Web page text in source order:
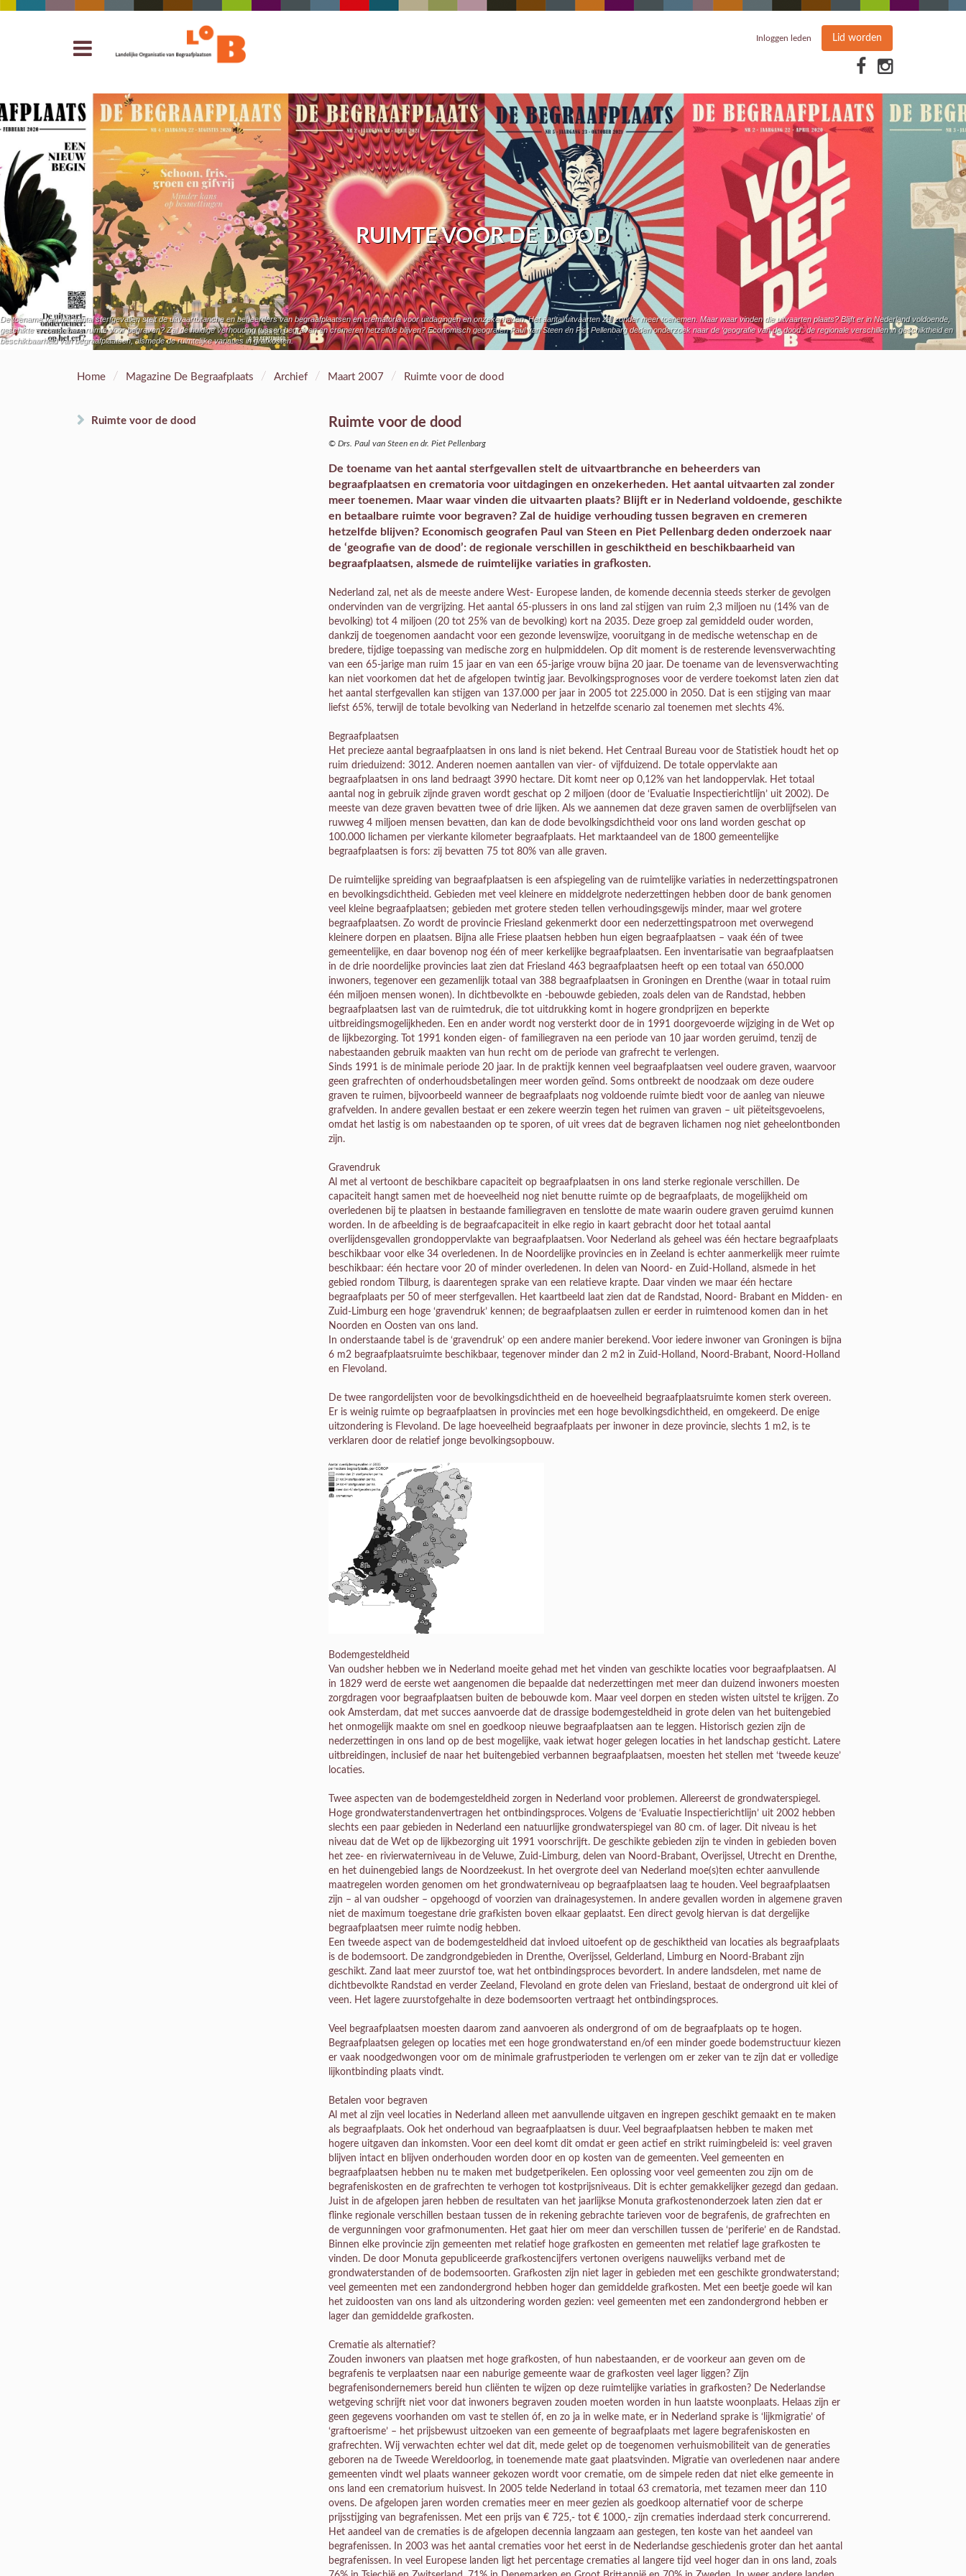
Inloggen leden Lid worden
RUIMTE VOOR DE DOOD
De toename van het aantal sterfgevallen stelt de uitvaartbranche en beheerders van begraafplaatsen en crematoria voor uitdagingen en onzekerheden. Het aantal uitvaarten zal zonder meer toenemen. Maar waar vinden die uitvaarten plaats? Blijft er in Nederland voldoende,
geschikte en betaalbare ruimte voor begraven? Zal de huidige verhouding tussen begraven en cremeren hetzelfde blijven? Economisch geografen Paul van Steen en Piet Pellenbarg deden onderzoek naar de ‘geografie van de dood’: de regionale verschillen in geschiktheid en
beschikbaarheid van begraafplaatsen, alsmede de ruimtelijke variaties in grafkosten.
Home / Magazine De Begraafplaats / Archief / Maart 2007 / Ruimte voor de dood
Ruimte voor de dood Ruimte voor de dood
© Drs. Paul van Steen en dr. Piet Pellenbarg
De toename van het aantal sterfgevallen stelt de uitvaartbranche en beheerders van
begraafplaatsen en crematoria voor uitdagingen en onzekerheden. Het aantal uitvaarten zal zonder
meer toenemen. Maar waar vinden die uitvaarten plaats? Blijft er in Nederland voldoende, geschikte
en betaalbare ruimte voor begraven? Zal de huidige verhouding tussen begraven en cremeren
hetzelfde blijven? Economisch geografen Paul van Steen en Piet Pellenbarg deden onderzoek naar
de ‘geografie van de dood’: de regionale verschillen in geschiktheid en beschikbaarheid van
begraafplaatsen, alsmede de ruimtelijke variaties in grafkosten.
Nederland zal, net als de meeste andere West- Europese landen, de komende decennia steeds sterker de gevolgen
ondervinden van de vergrijzing. Het aantal 65-plussers in ons land zal stijgen van ruim 2,3 miljoen nu (14% van de
bevolking) tot 4 miljoen (20 tot 25% van de bevolking) kort na 2035. Deze groep zal gemiddeld ouder worden,
dankzij de toegenomen aandacht voor een gezonde levenswijze, vooruitgang in de medische wetenschap en de
bredere, tijdige toepassing van medische zorg en hulpmiddelen. Op dit moment is de resterende levensverwachting
van een 65-jarige man ruim 15 jaar en van een 65-jarige vrouw bijna 20 jaar. De toename van de levensverwachting
kan niet voorkomen dat het de afgelopen twintig jaar. Bevolkingsprognoses voor de verdere toekomst laten zien dat
het aantal sterfgevallen kan stijgen van 137.000 per jaar in 2005 tot 225.000 in 2050. Dat is een stijging van maar
liefst 65%, terwijl de totale bevolking van Nederland in hetzelfde scenario zal toenemen met slechts 4%.
Begraafplaatsen
Het precieze aantal begraafplaatsen in ons land is niet bekend. Het Centraal Bureau voor de Statistiek houdt het op
ruim drieduizend: 3012. Anderen noemen aantallen van vier- of vijfduizend. De totale oppervlakte aan
begraafplaatsen in ons land bedraagt 3990 hectare. Dit komt neer op 0,12% van het landoppervlak. Het totaal
aantal nog in gebruik zijnde graven wordt geschat op 2 miljoen (door de ‘Evaluatie Inspectierichtlijn’ uit 2002). De
meeste van deze graven bevatten twee of drie lijken. Als we aannemen dat deze graven samen de overblijfselen van
ruwweg 4 miljoen mensen bevatten, dan kan de dode bevolkingsdichtheid voor ons land worden geschat op
100.000 lichamen per vierkante kilometer begraafplaats. Het marktaandeel van de 1800 gemeentelijke
begraafplaatsen is fors: zij bevatten 75 tot 80% van alle graven.
De ruimtelijke spreiding van begraafplaatsen is een afspiegeling van de ruimtelijke variaties in nederzettingspatronen
en bevolkingsdichtheid. Gebieden met veel kleinere en middelgrote nederzettingen hebben door de bank genomen
veel kleine begraafplaatsen; gebieden met grotere steden tellen verhoudingsgewijs minder, maar wel grotere
begraafplaatsen. Zo wordt de provincie Friesland gekenmerkt door een nederzettingspatroon met overwegend
kleinere dorpen en plaatsen. Bijna alle Friese plaatsen hebben hun eigen begraafplaatsen – vaak één of twee
gemeentelijke, en daar bovenop nog één of meer kerkelijke begraafplaatsen. Een inventarisatie van begraafplaatsen
in de drie noordelijke provincies laat zien dat Friesland 463 begraafplaatsen heeft op een totaal van 650.000
inwoners, tegenover een gezamenlijk totaal van 388 begraafplaatsen in Groningen en Drenthe (waar in totaal ruim
één miljoen mensen wonen). In dichtbevolkte en -bebouwde gebieden, zoals delen van de Randstad, hebben
begraafplaatsen last van de ruimtedruk, die tot uitdrukking komt in hogere grondprijzen en beperkte
uitbreidingsmogelijkheden. Een en ander wordt nog versterkt door de in 1991 doorgevoerde wijziging in de Wet op
de lijkbezorging. Tot 1991 konden eigen- of familiegraven na een periode van 10 jaar worden geruimd, tenzij de
nabestaanden gebruik maakten van hun recht om de periode van grafrecht te verlengen.
Sinds 1991 is de minimale periode 20 jaar. In de praktijk kennen veel begraafplaatsen veel oudere graven, waarvoor
geen grafrechten of onderhoudsbetalingen meer worden geïnd. Soms ontbreekt de noodzaak om deze oudere
graven te ruimen, bijvoorbeeld wanneer de begraafplaats nog voldoende ruimte biedt voor de aanleg van nieuwe
grafvelden. In andere gevallen bestaat er een zekere weerzin tegen het ruimen van graven – uit piëteitsgevoelens,
omdat het lastig is om nabestaanden op te sporen, of uit vrees dat de begraven lichamen nog niet geheelontbonden
zijn.
Gravendruk
Al met al vertoont de beschikbare capaciteit op begraafplaatsen in ons land sterke regionale verschillen. De
capaciteit hangt samen met de hoeveelheid nog niet benutte ruimte op de begraafplaats, de mogelijkheid om
overledenen bij te plaatsen in bestaande familiegraven en tenslotte de mate waarin oudere graven geruimd kunnen
worden. In de afbeelding is de begraafcapaciteit in elke regio in kaart gebracht door het totaal aantal
overlijdensgevallen grondoppervlakte van begraafplaatsen. Voor Nederland als geheel was één hectare begraafplaats
beschikbaar voor elke 34 overledenen. In de Noordelijke provincies en in Zeeland is echter aanmerkelijk meer ruimte
beschikbaar: één hectare voor 20 of minder overledenen. In delen van Noord- en Zuid-Holland, alsmede in het
gebied rondom Tilburg, is daarentegen sprake van een relatieve krapte. Daar vinden we maar één hectare
begraafplaats per 50 of meer sterfgevallen. Het kaartbeeld laat zien dat de Randstad, Noord- Brabant en Midden- en
Zuid-Limburg een hoge ‘gravendruk’ kennen; de begraafplaatsen zullen er eerder in ruimtenood komen dan in het
Noorden en Oosten van ons land.
In onderstaande tabel is de ‘gravendruk’ op een andere manier berekend. Voor iedere inwoner van Groningen is bijna
6 m2 begraafplaatsruimte beschikbaar, tegenover minder dan 2 m2 in Zuid-Holland, Noord-Brabant, Noord-Holland
en Flevoland.
De twee rangordelijsten voor de bevolkingsdichtheid en de hoeveelheid begraafplaatsruimte komen sterk overeen.
Er is weinig ruimte op begraafplaatsen in provincies met een hoge bevolkingsdichtheid, en omgekeerd. De enige
uitzondering is Flevoland. De lage hoeveelheid begraafplaats per inwoner in deze provincie, slechts 1 m2, is te
verklaren door de relatief jonge bevolkingsopbouw.
Bodemgesteldheid
Van oudsher hebben we in Nederland moeite gehad met het vinden van geschikte locaties voor begraafplaatsen. Al
in 1829 werd de eerste wet aangenomen die bepaalde dat nederzettingen met meer dan duizend inwoners moesten
zorgdragen voor begraafplaatsen buiten de bebouwde kom. Maar veel dorpen en steden wisten uitstel te krijgen. Zo
ook Amsterdam, dat met succes aanvoerde dat de drassige bodemgesteldheid in grote delen van het buitengebied
het onmogelijk maakte om snel en goedkoop nieuwe begraafplaatsen aan te leggen. Historisch gezien zijn de
nederzettingen in ons land op de best mogelijke, vaak ietwat hoger gelegen locaties in het landschap gesticht. Latere
uitbreidingen, inclusief de naar het buitengebied verbannen begraafplaatsen, moesten het stellen met ‘tweede keuze’
locaties.
Twee aspecten van de bodemgesteldheid zorgen in Nederland voor problemen. Allereerst de grondwaterspiegel.
Hoge grondwaterstandenvertragen het ontbindingsproces. Volgens de ‘Evaluatie Inspectierichtlijn’ uit 2002 hebben
slechts een paar gebieden in Nederland een natuurlijke grondwaterspiegel van 80 cm. of lager. Dit niveau is het
niveau dat de Wet op de lijkbezorging uit 1991 voorschrijft. De geschikte gebieden zijn te vinden in gebieden boven
het zee- en rivierwaterniveau in de Veluwe, Zuid-Limburg, delen van Noord-Brabant, Overijssel, Utrecht en Drenthe,
en het duinengebied langs de Noordzeekust. In het overgrote deel van Nederland moe(s)ten echter aanvullende
maatregelen worden genomen om het grondwaterniveau op begraafplaatsen laag te houden. Veel begraafplaatsen
zijn – al van oudsher – opgehoogd of voorzien van drainagesystemen. In andere gevallen worden in algemene graven
niet de maximum toegestane drie grafkisten boven elkaar geplaatst. Een direct gevolg hiervan is dat dergelijke
begraafplaatsen meer ruimte nodig hebben.
Een tweede aspect van de bodemgesteldheid dat invloed uitoefent op de geschiktheid van locaties als begraafplaats
is de bodemsoort. De zandgrondgebieden in Drenthe, Overijssel, Gelderland, Limburg en Noord-Brabant zijn
geschikt. Zand laat meer zuurstof toe, wat het ontbindingsproces bevordert. In andere landsdelen, met name de
dichtbevolkte Randstad en verder Zeeland, Flevoland en grote delen van Friesland, bestaat de ondergrond uit klei of
veen. Het lagere zuurstofgehalte in deze bodemsoorten vertraagt het ontbindingsproces.
Veel begraafplaatsen moesten daarom zand aanvoeren als ondergrond of om de begraafplaats op te hogen.
Begraafplaatsen gelegen op locaties met een hoge grondwaterstand en/of een minder goede bodemstructuur kiezen
er vaak noodgedwongen voor om de minimale grafrustperioden te verlengen om er zeker van te zijn dat er volledige
lijkontbinding plaats vindt.
Betalen voor begraven
Al met al zijn veel locaties in Nederland alleen met aanvullende uitgaven en ingrepen geschikt gemaakt en te maken
als begraafplaats. Ook het onderhoud van begraafplaatsen is duur. Veel begraafplaatsen hebben te maken met
hogere uitgaven dan inkomsten. Voor een deel komt dit omdat er geen actief en strikt ruimingbeleid is: veel graven
blijven intact en blijven onderhouden worden door en op kosten van de gemeenten. Veel gemeenten en
begraafplaatsen hebben nu te maken met budgetperikelen. Een oplossing voor veel gemeenten zou zijn om de
begrafeniskosten en de grafrechten te verhogen tot kostprijsniveaus. Dit is echter gemakkelijker gezegd dan gedaan.
Juist in de afgelopen jaren hebben de resultaten van het jaarlijkse Monuta grafkostenonderzoek laten zien dat er
flinke regionale verschillen bestaan tussen de in rekening gebrachte tarieven voor de begrafenis, de grafrechten en
de vergunningen voor grafmonumenten. Het gaat hier om meer dan verschillen tussen de ‘periferie’ en de Randstad.
Binnen elke provincie zijn gemeenten met relatief hoge grafkosten en gemeenten met relatief lage grafkosten te
vinden. De door Monuta gepubliceerde grafkostencijfers vertonen overigens nauwelijks verband met de
grondwaterstanden of de bodemsoorten. Grafkosten zijn niet lager in gebieden met een geschikte grondwaterstand;
veel gemeenten met een zandondergrond hebben hoger dan gemiddelde grafkosten. Met een beetje goede wil kan
het zuidoosten van ons land als uitzondering worden gezien: veel gemeenten met een zandondergrond hebben er
lager dan gemiddelde grafkosten.
Crematie als alternatief?
Zouden inwoners van plaatsen met hoge grafkosten, of hun nabestaanden, er de voorkeur aan geven om de
begrafenis te verplaatsen naar een naburige gemeente waar de grafkosten veel lager liggen? Zijn
begrafenisondernemers bereid hun cliënten te wijzen op deze ruimtelijke variaties in grafkosten? De Nederlandse
wetgeving schrijft niet voor dat inwoners begraven zouden moeten worden in hun laatste woonplaats. Helaas zijn er
geen gegevens voorhanden om vast te stellen óf, en zo ja in welke mate, er in Nederland sprake is ‘lijkmigratie’ of
‘graftoerisme’ – het prijsbewust uitzoeken van een gemeente of begraafplaats met lagere begrafeniskosten en
grafrechten. Wij verwachten echter wel dat dit, mede gelet op de toegenomen verhuismobiliteit van de generaties
geboren na de Tweede Wereldoorlog, in toenemende mate gaat plaatsvinden. Migratie van overledenen naar andere
gemeenten vindt wel plaats wanneer gekozen wordt voor crematie, om de simpele reden dat niet elke gemeente in
ons land een crematorium huisvest. In 2005 telde Nederland in totaal 63 crematoria, met tezamen meer dan 110
ovens. De afgelopen jaren worden crematies meer en meer gezien als goedkoop alternatief voor de scherpe
prijsstijging van begrafenissen. Met een prijs van € 725,- tot € 1000,- zijn crematies inderdaad sterk concurrerend.
Het aandeel van de crematies is de afgelopen decennia langzaam aan gestegen, ten koste van het aandeel van
begrafenissen. In 2003 was het aantal crematies voor het eerst in de Nederlandse geschiedenis groter dan het aantal
begrafenissen. In veel Europese landen ligt het percentage crematies al langere tijd veel hoger dan in ons land, zoals